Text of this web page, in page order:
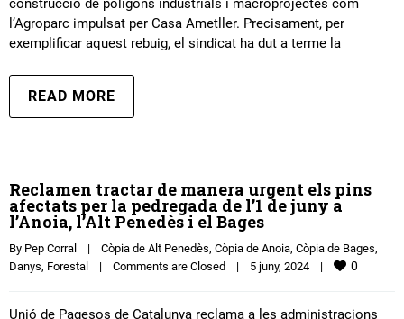
construcció de polígons industrials i macroprojectes com
l’Agroparc impulsat per Casa Ametller. Precisament, per
exemplificar aquest rebuig, el sindicat ha dut a terme la
READ MORE
Reclamen tractar de manera urgent els pins
afectats per la pedregada de l’1 de juny a
l’Anoia, l’Alt Penedès i el Bages
By Pep Corral | Còpia de Alt Penedès, Còpia de Anoia, Còpia de Bages
Danys, Forestal | Comments are Closed | 5 juny, 2024 | 0
Unió de Pagesos de Catalunya reclama a les administracions